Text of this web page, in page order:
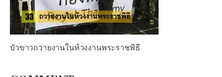
บัวขาวถวายงานในห้วงงานพระราชพิธี